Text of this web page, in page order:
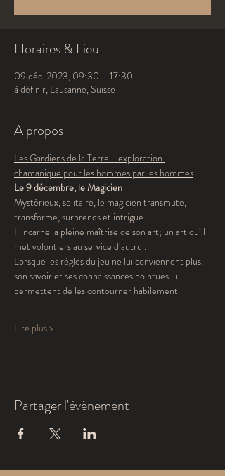
Horaires & Lieu
09 déc. 2023, 09:30 – 17:30
à définir, Lausanne, Suisse
A propos
Les Gardiens de la Terre - exploration
chamanique pour les hommes par les hommes
Le 9 décembre, le Magicien
Mystérieux, solitaire, le magicien transmute,
transforme, surprends et intrigue.
Il incarne la pleine maîtrise de son art; un art qu’il
met volontiers au service d’autrui.
Lorsque les règles du jeu ne lui conviennent plus,
son savoir et ses connaissances pointues lui
permettent de les contourner habilement.
Lire plus >
Partager l'évènement